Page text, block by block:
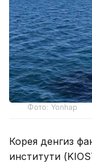
Фото: Yonhap
Корея денгиз
институти